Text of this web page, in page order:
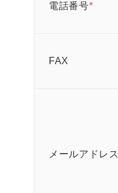
電話番号*
FAX
メールアドレス